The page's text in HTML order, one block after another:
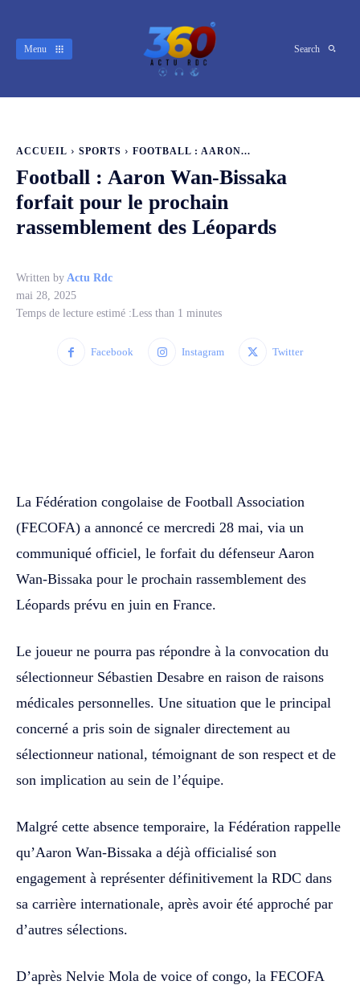
Menu Search
ACCUEIL SPORTS FOOTBALL : AARON...
Football : Aaron Wan-Bissaka
forfait pour le prochain
rassemblement des Léopards
Written by Actu Rdc
mai 28, 2025
Temps de lecture estimé :Less than 1 minutes
Facebook Instagram Twitter
La Fédération congolaise de Football Association
(FECOFA) a annoncé ce mercredi 28 mai, via un
communiqué officiel, le forfait du défenseur Aaron
Wan-Bissaka pour le prochain rassemblement des
Léopards prévu en juin en France.
Le joueur ne pourra pas répondre à la convocation du
sélectionneur Sébastien Desabre en raison de raisons
médicales personnelles. Une situation que le principal
concerné a pris soin de signaler directement au
sélectionneur national, témoignant de son respect et de
son implication au sein de l’équipe.
Malgré cette absence temporaire, la Fédération rappelle
qu’Aaron Wan-Bissaka a déjà officialisé son
engagement à représenter définitivement la RDC dans
sa carrière internationale, après avoir été approché par
d’autres sélections.
D’après Nelvie Mola de voice of congo, la FECOFA